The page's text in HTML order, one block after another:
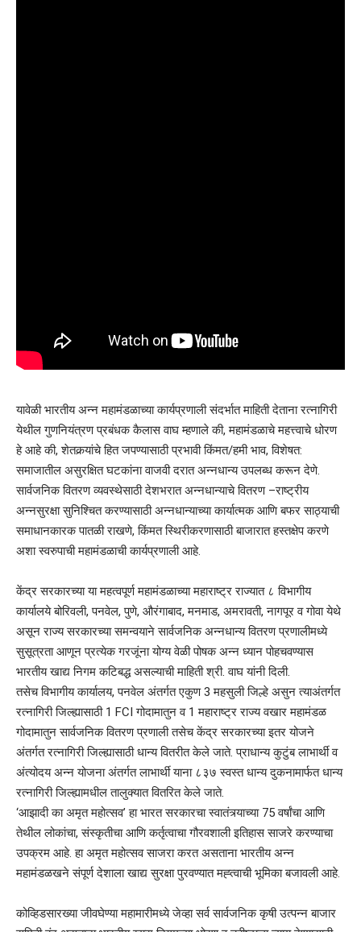
यावेळी भारतीय अन्न महामंडळाच्या कार्यप्रणाली संदर्भात माहिती देताना रत्नागिरी
येथील गुणनियंत्रण प्रबंधक कैलास वाघ म्हणाले की, महामंडळाचे महत्त्वाचे धोरण
हे आहे की, शेतकर्‍यांचे हित जपण्यासाठी प्रभावी किंमत/हमी भाव, विशेषत:
समाजातील असुरक्षित घटकांना वाजवी दरात अन्नधान्य उपलब्ध करून देणे.
सार्वजनिक वितरण व्यवस्थेसाठी देशभरात अन्नधान्याचे वितरण –राष्ट्रीय
अन्नसुरक्षा सुनिश्चित करण्यासाठी अन्नधान्याच्या कार्यात्मक आणि बफर साठ्याची
समाधानकारक पातळी राखणे, किंमत स्थिरीकरणासाठी बाजारात हस्तक्षेप करणे
अशा स्वरुपाची महामंडळाची कार्यप्रणाली आहे.
केंद्र सरकारच्या या महत्वपूर्ण महामंडळाच्या महाराष्ट्र राज्यात ८ विभागीय
कार्यालये बोरिवली, पनवेल, पुणे, औरंगाबाद, मनमाड, अमरावती, नागपूर व गोवा येथे
असून राज्य सरकारच्या समन्वयाने सार्वजनिक अन्नधान्य वितरण प्रणालीमध्ये
सुसूत्रता आणून प्रत्येक गरजूंना योग्य वेळी पोषक अन्न ध्यान पोहचवण्यास
भारतीय खाद्य निगम कटिबद्ध असल्याची माहिती श्री. वाघ यांनी दिली.
तसेच विभागीय कार्यालय, पनवेल अंतर्गत एकुण 3 महसुली जिल्हे असुन त्याअंतर्गत
रत्नागिरी जिल्ह्यासाठी 1 FCI गोदामातुन व 1 महाराष्ट्र राज्य वखार महामंडळ
गोदामातुन सार्वजनिक वितरण प्रणाली तसेच केंद्र सरकारच्या इतर योजने
अंतर्गत रत्नागिरी जिल्ह्यासाठी धान्य वितरीत केले जाते. प्राधान्य कुटुंब लाभार्थी व
अंत्योदय अन्न योजना अंतर्गत लाभार्थी याना ८३७ स्वस्त धान्य दुकनामार्फत धान्य
रत्नागिरी जिल्ह्यामधील तालुक्यात वितरित केले जाते.
‘आझादी का अमृत महोत्सव’ हा भारत सरकारचा स्वातंत्र्याच्या 75 वर्षांचा आणि
तेथील लोकांचा, संस्कृतीचा आणि कर्तृत्वाचा गौरवशाली इतिहास साजरे करण्याचा
उपक्रम आहे. हा अमृत महोत्सव साजरा करत असताना भारतीय अन्न
महामंडळखने संपूर्ण देशाला खाद्य सुरक्षा पुरवण्यात मह्त्वाची भूमिका बजावली आहे.
कोव्हिडसारख्या जीवघेण्या महामारीमध्ये जेव्हा सर्व सार्वजनिक कृषी उत्पन्न बाजार